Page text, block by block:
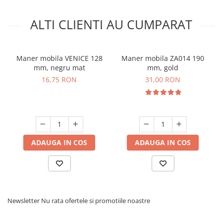
ALTI CLIENTI AU CUMPARAT
Maner mobila VENICE 128
mm, negru mat
16,75 RON
ADAUGA IN COS
Maner mobila ZA014 190
mm, gold
31,00 RON
ADAUGA IN COS
Newsletter Nu rata ofertele si promotiile noastre